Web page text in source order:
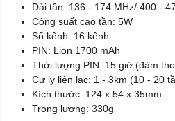
Dải tần: 136 - 174 MHz/ 400 -
Công suất cao tần: 5W
Số kênh: 16 kênh
PIN: Lion 1700 mAh
Thời lượng PIN: 15 giờ (đàm
Cự ly liên lạc: 1 - 3km (10 - 20
Kích thước: 124 x 54 x 35mm
Trọng lượng: 330g